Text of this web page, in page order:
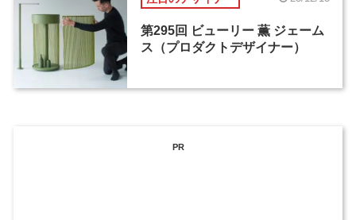
第295回 ビューリー 薫 ジェーム
ス（プロダクトデザイナー）
PR